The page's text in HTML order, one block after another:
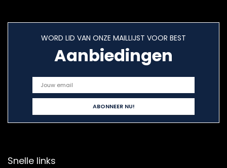
WORD LID VAN ONZE MAILLIJST VOOR BEST
Aanbiedingen
Snelle links